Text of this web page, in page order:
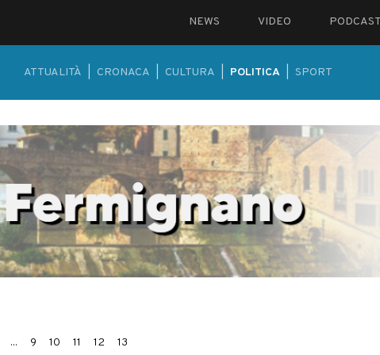
NEWS VIDEO PODCAST
ATTUALITÀ CRONACA CULTURA POLITICA SPORT
... 9 10 11 12 13